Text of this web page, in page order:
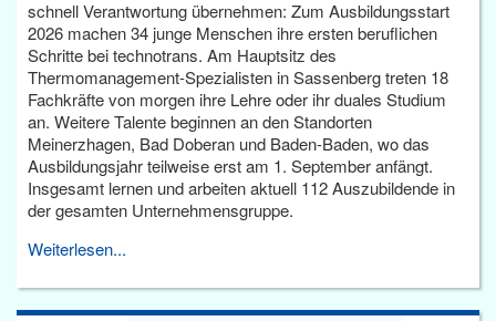
schnell Verantwortung übernehmen: Zum Ausbildungsstart
2026 machen 34 junge Menschen ihre ersten beruflichen
Schritte bei technotrans. Am Hauptsitz des
Thermomanagement-Spezialisten in Sassenberg treten 18
Fachkräfte von morgen ihre Lehre oder ihr duales Studium
an. Weitere Talente beginnen an den Standorten
Meinerzhagen, Bad Doberan und Baden-Baden, wo das
Ausbildungsjahr teilweise erst am 1. September anfängt.
Insgesamt lernen und arbeiten aktuell 112 Auszubildende in
der gesamten Unternehmensgruppe.
Weiterlesen...